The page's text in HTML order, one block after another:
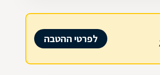
לפרטי ההטבה